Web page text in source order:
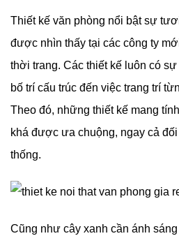
Thiết kế văn phòng nổi bật sự
được nhìn thấy tại các công ty
thời trang. Các thiết kế luôn có
bố trí cấu trúc đến việc trang trí
Theo đó, những thiết kế mang
khá được ưa chuộng, ngay cả
thống.
Cũng như cây xanh cần ánh